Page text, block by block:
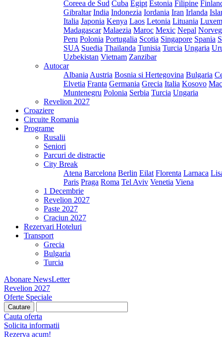
Coreea de Sud Cuba Egipt Estonia Filipine
Gibraltar India Indonezia Iordania Iran Irlanda
Italia Japonia Kenya Laos Letonia Lituania
Madagascar Malaezia Maroc Mexic Nepal
Peru Polonia Portugalia Scotia Singapore Spania
SUA Suedia Thailanda Tunisia Turcia Ungaria
Uzbekistan Vietnam Zanzibar
Autocar
Albania Austria Bosnia si Hertegovina Bulgaria
Elvetia Franta Germania Grecia Italia Kosovo
Muntenegru Polonia Serbia Turcia Ungaria
Revelion 2027
Croaziere
Circuite Romania
Programe
Rusalii
Seniori
Parcuri de distractie
City Break
Atena Barcelona Berlin Eilat Florenta Larnaca
Paris Praga Roma Tel Aviv Venetia Viena
1 Decembrie
Revelion 2027
Paste 2027
Craciun 2027
Rezervari Hoteluri
Transport
Grecia
Bulgaria
Turcia
Abonare NewsLetter
Revelion 2027
Oferte Speciale
Cauta oferta
Solicita informatii
Rezerva acum!